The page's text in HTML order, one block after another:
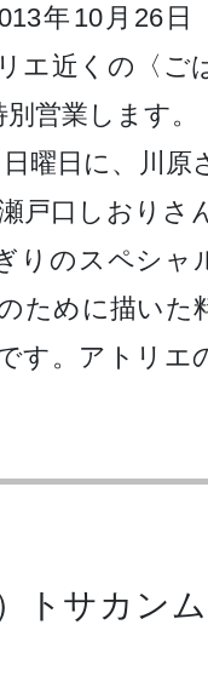
年10月26
エ近くの〈ご
営業します。
曜日に、川
戸口しおりさ
りのスペシ
ために描いた
す。アトリエ
トサカン